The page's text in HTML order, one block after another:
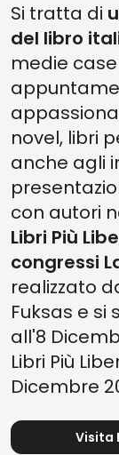
Si tratta di
del libro
medie case
novel, libri
anche agli
con autori
Libri Più
congressi
realizzato
Fuksas e
all'8
Libri Più
Dicembre
Visita